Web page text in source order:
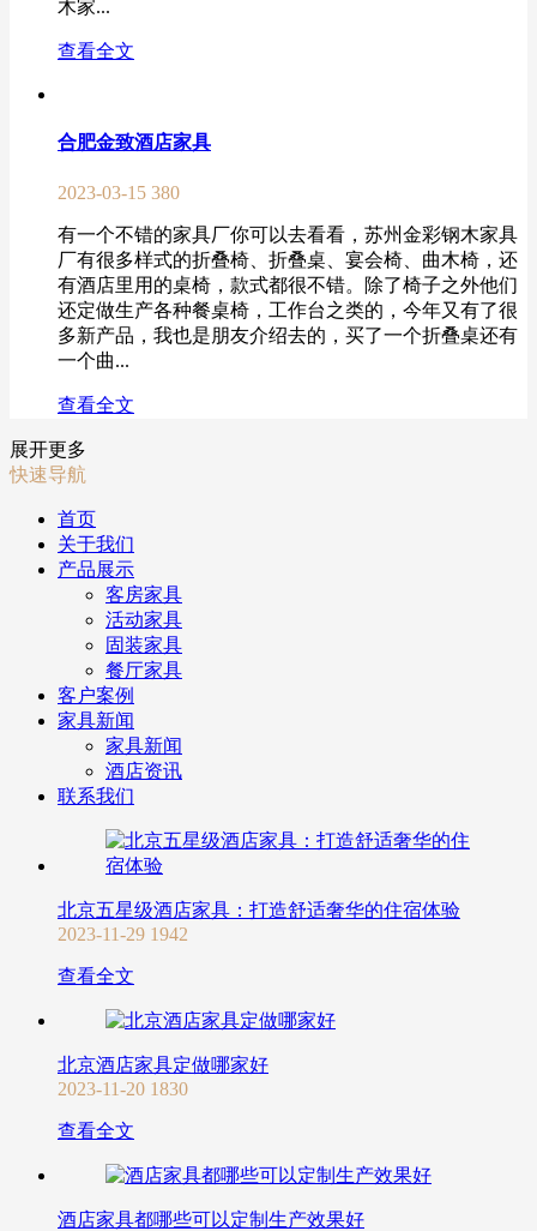
木家...
查看全文
合肥金致酒店家具
2023-03-15 380
有一个不错的家具厂你可以去看看，苏州金彩钢木家具
厂有很多样式的折叠椅、折叠桌、宴会椅、曲木椅，还
有酒店里用的桌椅，款式都很不错。除了椅子之外他们
还定做生产各种餐桌椅，工作台之类的，今年又有了很
多新产品，我也是朋友介绍去的，买了一个折叠桌还有
一个曲...
查看全文
展开更多
快速导航
首页
关于我们
产品展示
客房家具
活动家具
固装家具
餐厅家具
客户案例
家具新闻
家具新闻
酒店资讯
联系我们
北京五星级酒店家具：打造舒适奢华的住宿体验
2023-11-29 1942
查看全文
北京酒店家具定做哪家好
2023-11-20 1830
查看全文
酒店家具都哪些可以定制生产效果好